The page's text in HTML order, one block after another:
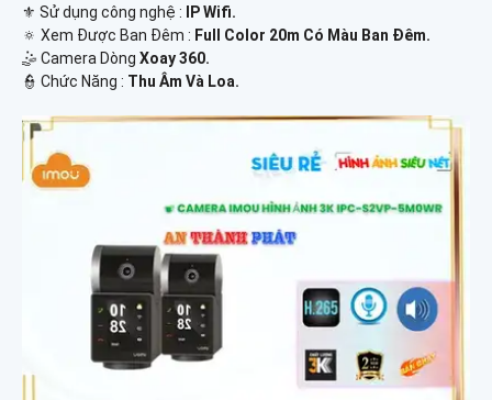
⚜️ Sử dụng công nghệ :
IP Wifi.
🔅 Xem Được Ban Đêm : Full Color 20m Có Màu Ban Ðêm.
🤹 Camera Dòng Xoay 360.
️👮 Chức Năng : Thu Âm Và Loa.